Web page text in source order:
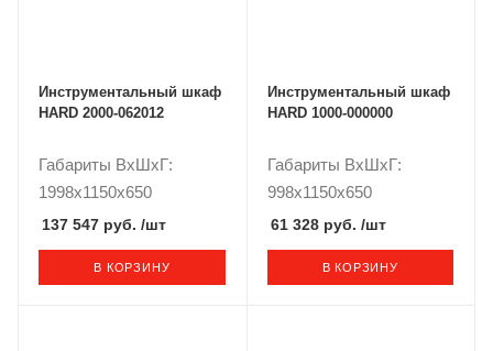
Инструментальный шкаф
HARD 2000-062012
Габариты ВxШxГ:
1998x1150x650
137 547 руб. /шт
В КОРЗИНУ
Инструментальный шкаф
HARD 1000-000000
Габариты ВxШxГ:
998x1150x650
61 328 руб. /шт
В КОРЗИНУ